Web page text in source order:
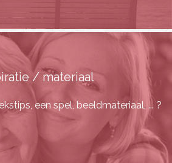
/ materiaal
een spel, beeldmateriaal, ... ?